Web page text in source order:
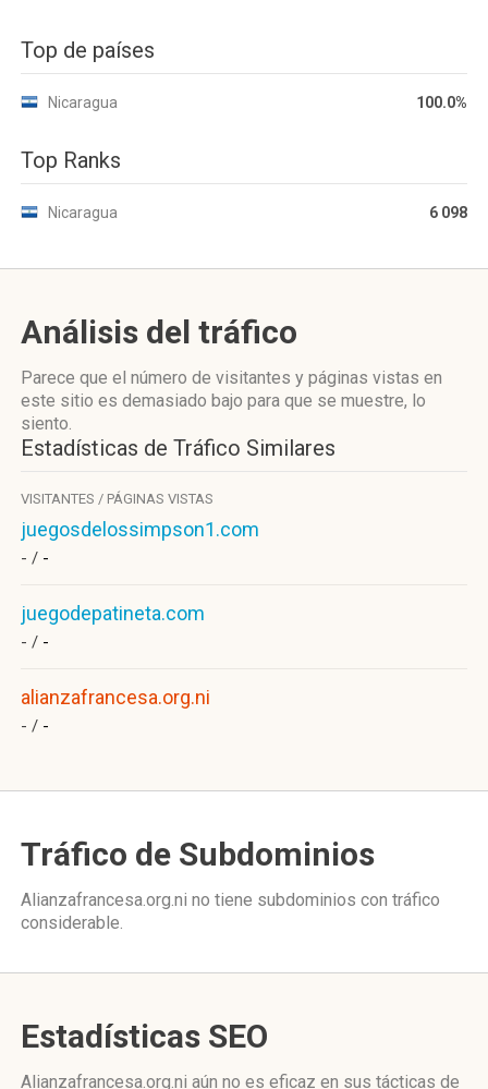
Top de países
Nicaragua 100.0%
Top Ranks
Nicaragua 6 098
Análisis del tráfico
Parece que el número de visitantes y páginas vistas en
este sitio es demasiado bajo para que se muestre, lo
siento.
Estadísticas de Tráfico Similares
VISITANTES / PÁGINAS VISTAS
juegosdelossimpson1.com
- / -
juegodepatineta.com
- / -
alianzafrancesa.org.ni
- / -
Tráfico de Subdominios
Alianzafrancesa.org.ni no tiene subdominios con tráfico
considerable.
Estadísticas SEO
Alianzafrancesa.org.ni aún no es eficaz en sus tácticas de